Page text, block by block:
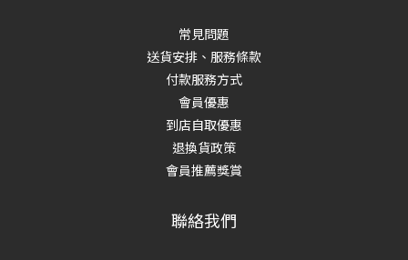
常見問題
送貨安排、服務條款
付款服務方式
會員優惠
到店自取優惠
退換貨政策
會員推薦獎賞
聯絡我們